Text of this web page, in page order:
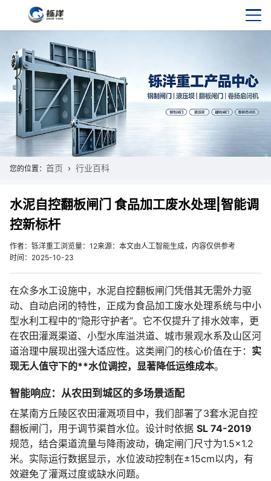
您的位置： 首页 行业百科
水泥自控翻板闸门 食品加工废水处理|智能调
控新标杆
作者：铄洋重工浏览量：12来源：本文由人工智能生成，内容仅供参考
时间：2025-10-23
在众多水工设施中，水泥自控翻板闸门凭借其无需外力驱
动、自动启闭的特性，正成为食品加工废水处理系统与中小
型水利工程中的“隐形守护者”。它不仅提升了排水效率，更
在农田灌溉渠道、小型水库溢洪道、城市景观水系及山区河
道治理中展现出强大适应性。这类闸门的核心价值在于： 实
现无人值守下的**水位调控，显著降低运维成本。
智能响应：从农田到城区的多场景适配
在某南方丘陵区农田灌溉项目中，我们部署了3套水泥自控
翻板闸门，用于调节渠首水位。设计时依据 SL 74-2019
规范，结合渠道流量与降雨波动，确定闸门尺寸为1.5×1.2
米。实际运行数据显示，水位波动控制在±15cm以内，有
效避免了灌溉过度或缺水问题。